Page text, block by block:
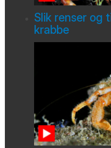
Slik renser og
krabbe